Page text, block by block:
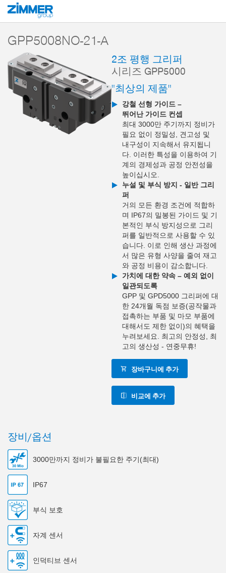
시작 제품
GPP5008NO-21-A
2조 평행 그리퍼
시리즈 GPP5000
"최상의 제품"
강철 선형 가이드 –
뛰어난 가이드 컨셉
최대 3000만 주기까지 정비가
필요 없이 정밀성, 견고성 및
내구성이 지속해서 유지됩니
다. 이러한 특성을 이용하여 기
계의 경제성과 공정 안전성을
높이십시오.
누설 및 부식 방지 - 일반 그리
퍼
거의 모든 환경 조건에 적합하
며 IP67의 밀봉된 가이드 및 기
본적인 부식 방지성으로 그리
퍼를 일반적으로 사용할 수 있
습니다. 이로 인해 생산 과정에
서 많은 유형 사양을 줄여 재고
와 공정 비용이 감소합니다.
가치에 대한 약속 – 예외 없이
일관되도록
GPP 및 GPD5000 그리퍼에 대
한 24개월 독점 보증(공작물과
접촉하는 부품 및 마모 부품에
대해서도 제한 없이)의 혜택을
누려보세요. 최고의 안정성, 최
고의 생산성 - 연중무휴!
장바구니에 추가
비교에 추가
장비/옵션
3000만까지 정비가 불필요한 주기(최대)
IP67
부식 보호
자계 센서
인덕티브 센서